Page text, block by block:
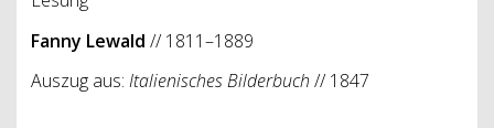
Fanny Lewald // 1811–1889
Auszug aus: Italienisches Bilderbuch // 1847